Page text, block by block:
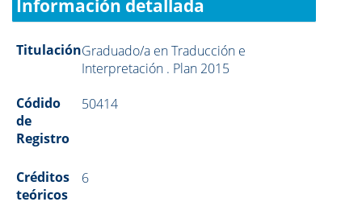
Información detallada
TitulaciónGraduado/a en Traducción e
Interpretación . Plan 2015
Códido
de
Registro
50414
Créditos
teóricos
6